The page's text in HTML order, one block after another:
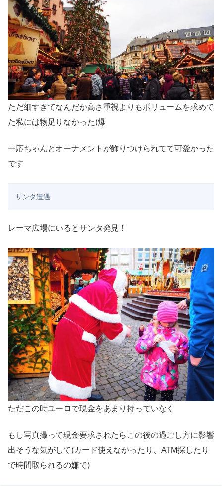
ただ細すぎてなんだか高さ重視よりもボリュームを求めて
た私には物足りなかった(爆
一応ちゃんとオーナメントが飾りつけられてて可愛かった
です
サンタ遭遇
レーマ広場にいるとサンタ発見！
ただこの時ユーロで現金をあまり持っていなく
もし写真撮って現金要求されたらこの後の過ごし方に影響
出そうな気がして(カード使えなかったり、ATM探したり
で時間取られるの嫌で)